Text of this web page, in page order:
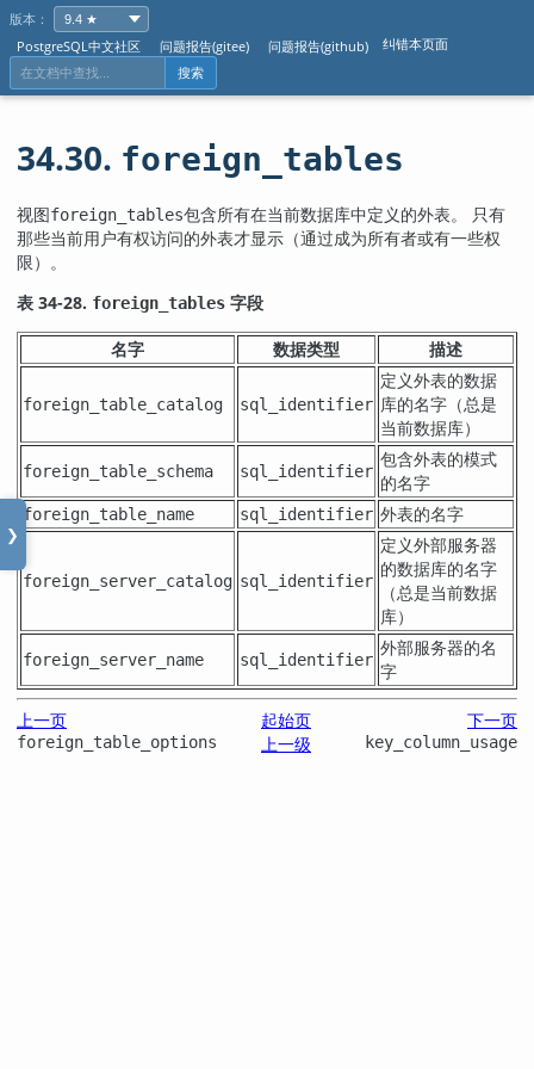
版本：
PostgreSQL中文社区
问题报告(gitee) 问题报告(github) 纠错本页面
搜索
❯
34.30. foreign_tables
视图foreign_tables包含所有在当前数据库中定义的外表。 只有
那些当前用户有权访问的外表才显示（通过成为所有者或有一些权
限）。
表 34-28. foreign_tables 字段
名字 数据类型 描述
foreign_table_catalog sql_identifier
定义外表的数据
库的名字（总是
当前数据库）
foreign_table_schema sql_identifier
包含外表的模式
的名字
foreign_table_name sql_identifier 外表的名字
foreign_server_catalog sql_identifier
定义外部服务器
的数据库的名字
（总是当前数据
库）
foreign_server_name sql_identifier
外部服务器的名
字
上一页 起始页 下一页
foreign_table_options 上一级 key_column_usage